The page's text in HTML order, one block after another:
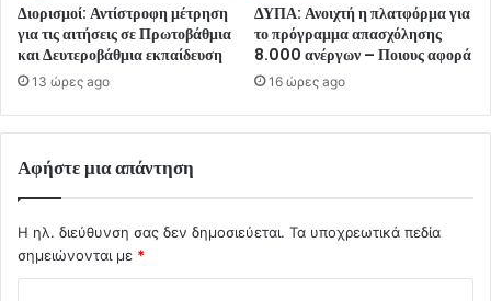
Διορισμοί: Αντίστροφη μέτρηση
για τις αιτήσεις σε Πρωτοβάθμια
και Δευτεροβάθμια εκπαίδευση
13 ώρες ago
ΔΥΠΑ: Ανοιχτή η πλατφόρμα για
το πρόγραμμα απασχόλησης
8.000 ανέργων – Ποιους αφορά
16 ώρες ago
Αφήστε μια απάντηση
Η ηλ. διεύθυνση σας δεν δημοσιεύεται. Τα υποχρεωτικά πεδία
σημειώνονται με *